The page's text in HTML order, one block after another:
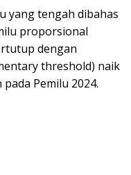
yang tengah dibahas
proporsional
dengan
threshold) naik
Pemilu 2024.